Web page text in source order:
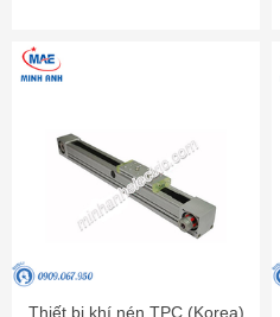
Thiết bị khí nén TPC (Korea)